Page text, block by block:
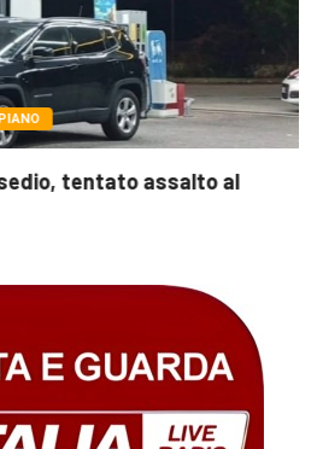
tentato assalto al